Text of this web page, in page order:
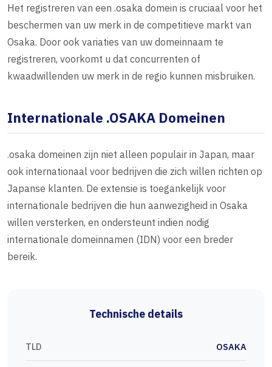
Het registreren van een .osaka domein is cruciaal voor het
beschermen van uw merk in de competitieve markt van
Osaka. Door ook variaties van uw domeinnaam te
registreren, voorkomt u dat concurrenten of
kwaadwillenden uw merk in de regio kunnen misbruiken.
Internationale .OSAKA Domeinen
.osaka domeinen zijn niet alleen populair in Japan, maar
ook internationaal voor bedrijven die zich willen richten op
Japanse klanten. De extensie is toegankelijk voor
internationale bedrijven die hun aanwezigheid in Osaka
willen versterken, en ondersteunt indien nodig
internationale domeinnamen (IDN) voor een breder
bereik.
Technische details
TLD OSAKA